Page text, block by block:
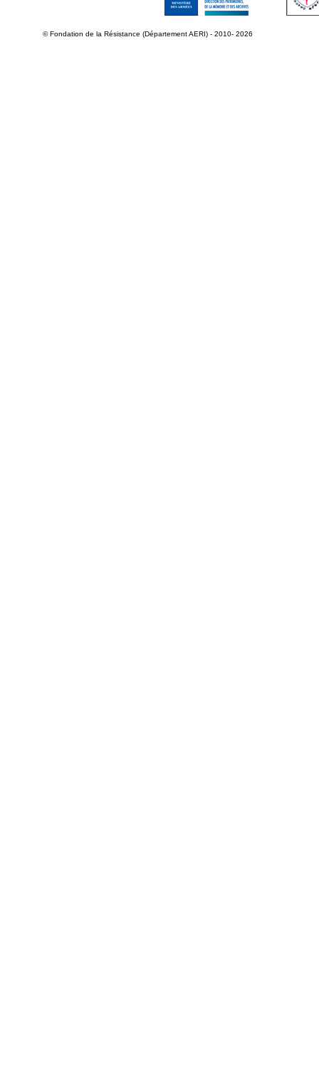
© Fondation de la Résistance (Département AERI) - 2010- 2026